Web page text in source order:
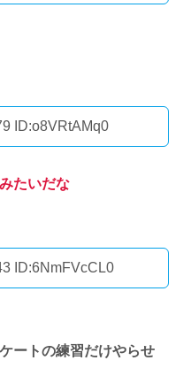
ID:o8VRtAMq0
たいだな
ID:6NmFVcCL0
ートの練習だけやらせ